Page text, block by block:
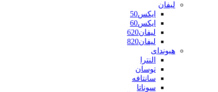
لیفان
ایکس50
ایکس60
لیفان620
لیفان820
هیوندای
النترا
توسان
سانتافه
سوناتا